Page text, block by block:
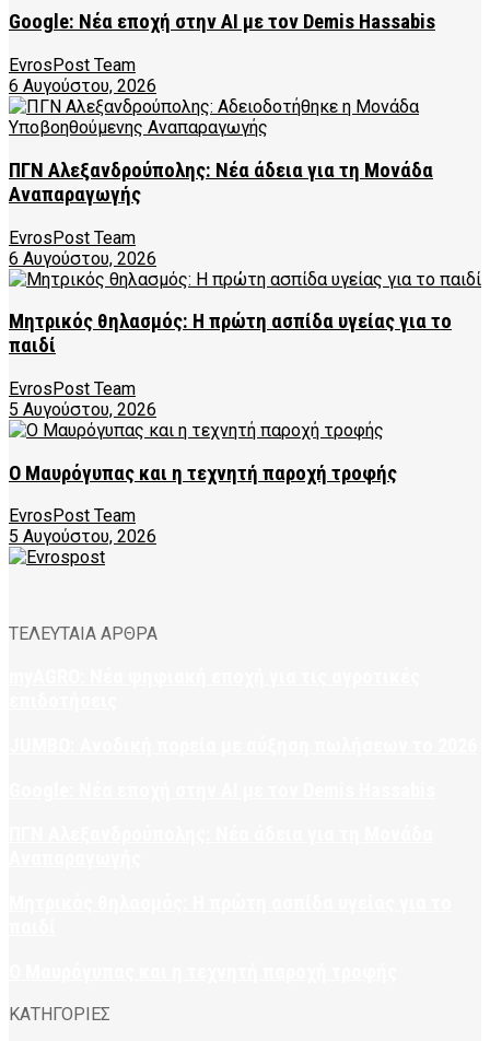
Google: Νέα εποχή στην AI με τον Demis Hassabis
EvrosPost Team
6 Αυγούστου, 2026
ΠΓΝ Αλεξανδρούπολης: Νέα άδεια για τη Μονάδα
Αναπαραγωγής
EvrosPost Team
6 Αυγούστου, 2026
Μητρικός θηλασμός: Η πρώτη ασπίδα υγείας για το
παιδί
EvrosPost Team
5 Αυγούστου, 2026
Ο Μαυρόγυπας και η τεχνητή παροχή τροφής
EvrosPost Team
5 Αυγούστου, 2026
ΤΕΛΕΥΤΑΙΑ ΑΡΘΡΑ
ΚΑΤΗΓΟΡΙΕΣ